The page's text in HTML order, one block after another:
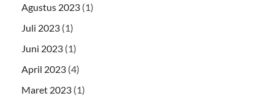
Agustus 2023 (1)
Juli 2023 (1)
Juni 2023 (1)
April 2023 (4)
Maret 2023 (1)